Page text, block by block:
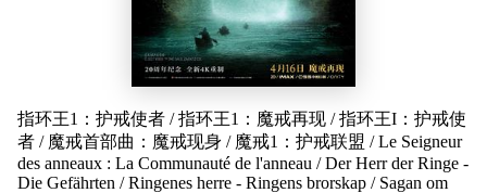
指环王1：护戒使者 /指环王1：魔戒再现 /指环王I：护戒使
者 / 魔戒首部曲：魔戒现身 / 魔戒1：护戒联盟 /Le Seigneur
des anneaux : La Communauté de l'anneau /Der Herr der Ringe -
Die Gefährten /Ringenes herre - Ringens brorskap / Sagan om